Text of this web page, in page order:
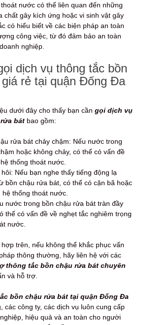
nước có thể liên quan đến những
chất gây kích ứng hoặc vi sinh vật gây
có hiểu biết về các biện pháp an toàn
công việc, từ đó đảm bảo an toàn
nghiệp.
dịch vụ thông tắc bồn
rẻ tại quận Đống Đa
dưới đây cho thấy bạn cần gọi dịch vụ
bát bao gồm:
rửa bát chảy chậm: Nếu nước trong
hoặc không chảy, có thể có vấn đề
thống thoát nước.
Nếu bạn nghe thấy tiếng động lạ
bồn chậu rửa bát, có thể có cặn bã hoặc
thống thoát nước.
nước trong bồn chậu rửa bát tràn đầy
thể có vấn đề về nghẹt tắc nghiêm trọng
nước.
trên, nếu không thể khắc phục vấn
thông thường, hãy liên hệ với các
thông tắc bồn chậu rửa bát chuyên
và hỗ trợ.
bồn chậu rửa bát tại quận Đống Đa
các công ty, các dịch vụ luôn cung cấp
hiệu quả và an toàn cho người